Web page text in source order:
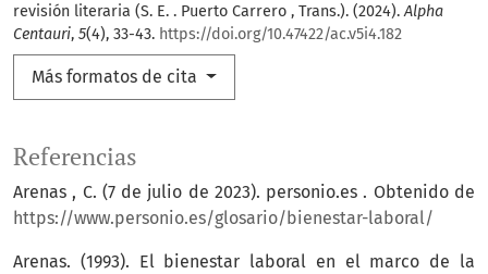
revisión literaria (S. E. . Puerto Carrero , Trans.). (2024).Alpha
Centauri, 5(4), 33-43. https://doi.org/10.47422/ac.v5i4.182
Más formatos de cita
Referencias
Arenas , C. (7 de julio de 2023). personio.es . Obtenido de
https://www.personio.es/glosario/bienestar-laboral/
Arenas. (1993). El bienestar laboral en el marco de la